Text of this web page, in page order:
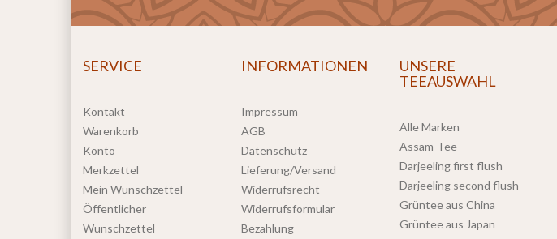
SERVICE
Kontakt
Warenkorb
Konto
Merkzettel
Mein Wunschzettel
Öffentlicher
Wunschzettel
INFORMATIONEN
Impressum
AGB
Datenschutz
Lieferung/Versand
Widerrufsrecht
Widerrufsformular
Bezahlung
UNSERE
TEEAUSWAHL
Alle Marken
Assam-Tee
Darjeeling first flush
Darjeeling second flush
Grüntee aus China
Grüntee aus Japan